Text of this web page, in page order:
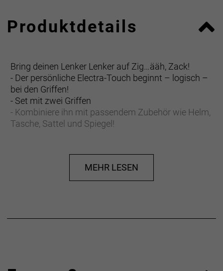
Produktdetails
Bring deinen Lenker Lenker auf Zig…ääh, Zack!
- Der persönliche Electra-Touch beginnt – logisch –
bei den Griffen!
- Set mit zwei Griffen
- Kombiniere ihn mit passendem Zubehör wie Helm,
Tasche, Sattel und Spiegel!
MEHR LESEN